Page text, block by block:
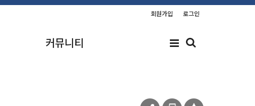
회원가입 로그인
커뮤니티